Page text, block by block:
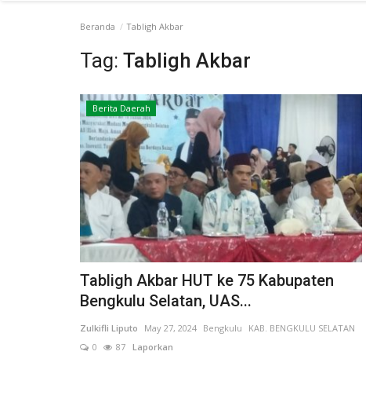
Beranda Tabligh Akbar
Tag: Tabligh Akbar
Berita Daerah
Tabligh Akbar HUT ke 75 Kabupaten
Bengkulu Selatan, UAS...
Zulkifli Liputo May 27, 2024 Bengkulu
KAB. BENGKULU SELATAN
0
87 Laporkan